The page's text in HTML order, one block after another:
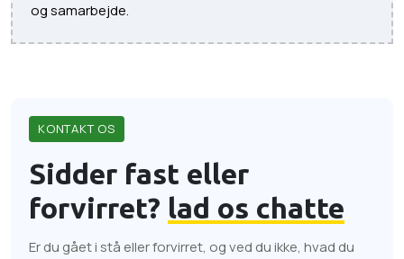
og samarbejde.
KONTAKT OS
Sidder fast eller
forvirret? lad os chatte
Er du gået i stå eller forvirret, og ved du ikke, hvad du